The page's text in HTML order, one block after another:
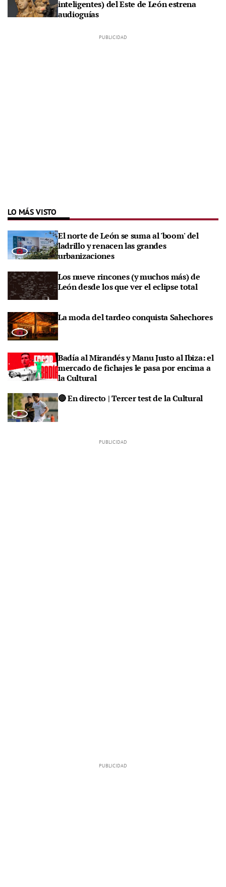
inteligentes) del Este de León estrena
audioguías
LO MÁS VISTO
El norte de León se suma al 'boom' del
ladrillo y renacen las grandes
urbanizaciones
Los nueve rincones (y muchos más) de
León desde los que ver el eclipse total
La moda del tardeo conquista Sahechores
Badía al Mirandés y Manu Justo al Ibiza: el
mercado de fichajes le pasa por encima a
la Cultural
🔴 En directo | Tercer test de la Cultural